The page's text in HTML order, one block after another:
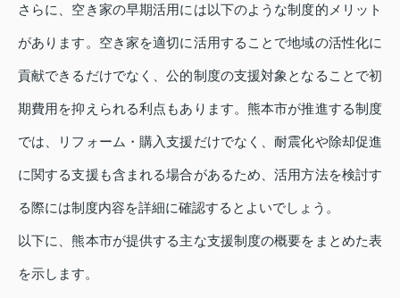
さらに、空き家の早期活用には以下のような制度的メリット
があります。空き家を適切に活用することで地域の活性化に
貢献できるだけでなく、公的制度の支援対象となることで初
期費用を抑えられる利点もあります。熊本市が推進する制度
では、リフォーム・購入支援だけでなく、耐震化や除却促進
に関する支援も含まれる場合があるため、活用方法を検討す
る際には制度内容を詳細に確認するとよいでしょう。
以下に、熊本市が提供する主な支援制度の概要をまとめた表
を示します。